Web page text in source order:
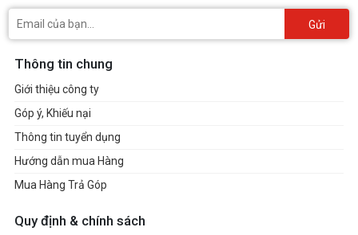
Gửi
Thông tin chung
Giới thiệu công ty
Góp ý, Khiếu nại
Thông tin tuyển dụng
Hướng dẫn mua Hàng
Mua Hàng Trả Góp
Quy định & chính sách